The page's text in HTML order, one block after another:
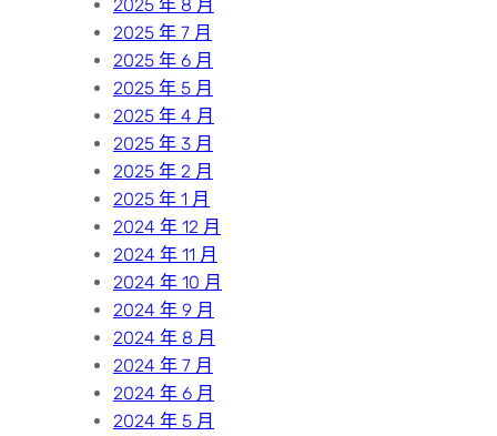
2025 年 8 月
2025 年 7 月
2025 年 6 月
2025 年 5 月
2025 年 4 月
2025 年 3 月
2025 年 2 月
2025 年 1 月
2024 年 12 月
2024 年 11 月
2024 年 10 月
2024 年 9 月
2024 年 8 月
2024 年 7 月
2024 年 6 月
2024 年 5 月